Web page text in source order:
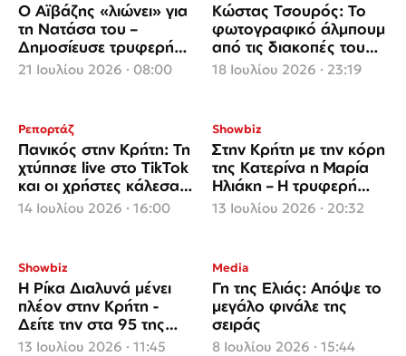
Ο Αϊβάζης «λιώνει» για
τη Νατάσα του –
Δημοσίευσε τρυφερή
φωτογραφία με τη
21 Ιουλίου 2026 · 08:00
Κώστας Τσουρός: Το
φωτογραφικό άλμπουμ
από τις διακοπές του
στην Κρήτη
18 Ιουλίου 2026 · 23:19
Ρεπορτάζ
Πανικός στην Κρήτη: Τη
χτύπησε live στο TikTok
και οι χρήστες κάλεσαν
το 112
14 Ιουλίου 2026 · 16:00
Showbiz
Στην Κρήτη με την κόρη
της Κατερίνα η Μαρία
Ηλιάκη – Η τρυφερή
ανάρτηση από το σπίτι
13 Ιουλίου 2026 · 20:32
Showbiz
Η Ρίκα Διαλυνά μένει
πλέον στην Κρήτη -
Δείτε την στα 95 της
στο υπέροχο σπίτι της
13 Ιουλίου 2026 · 11:45
Media
Γη της Ελιάς: Απόψε το
μεγάλο φινάλε της
σειράς
8 Ιουλίου 2026 · 15:44